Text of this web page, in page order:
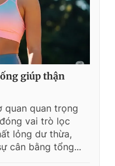
giúp thận
quan quan trọng
vai trò lọc
lỏng dư thừa,
cân bằng tổng...